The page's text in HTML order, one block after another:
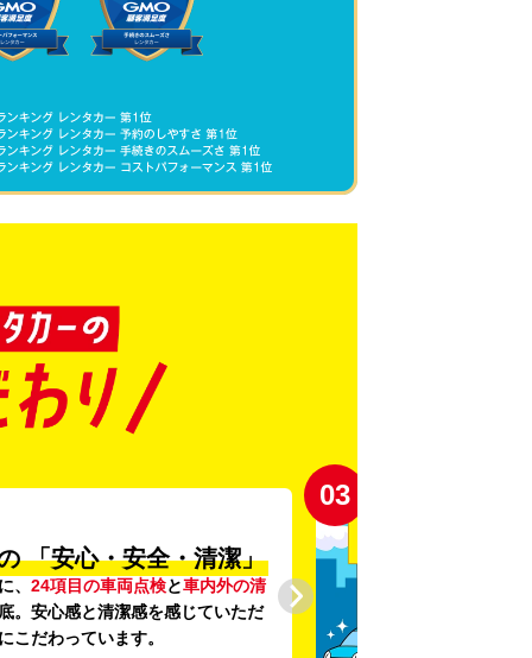
「安心・安全・清潔」
、 24項目の車両点検と車内外の清
。安心感と清潔感を感じていただ
こだわっています。
03